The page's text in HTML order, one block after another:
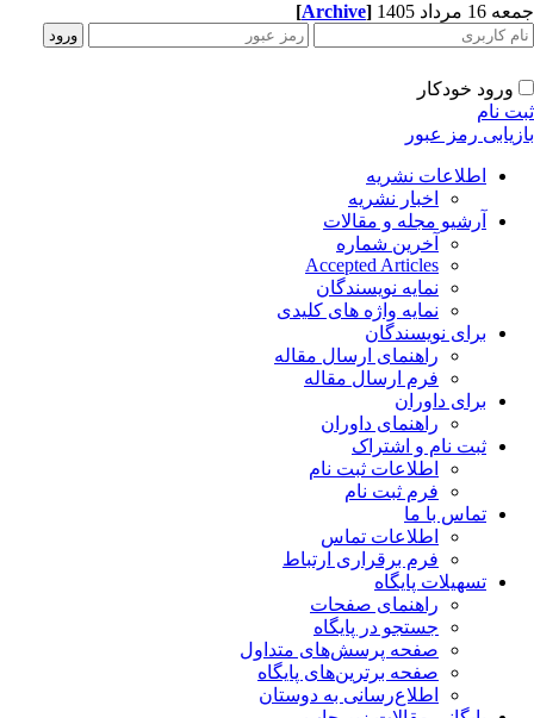
مرداد 1405 [Archive]
ورود خودکار
نام
رمز عبور
اطلاعات نشریه
اخبار نشریه
آرشیو مجله و مقالات
آخرین شماره
Accepted Articles
نمایه نویسندگان
نمایه واژه های کلیدی
برای نویسندگان
راهنمای ارسال مقاله
فرم ارسال مقاله
برای داوران
راهنمای داوران
ثبت نام و اشتراک
اطلاعات ثبت نام
فرم ثبت نام
تماس با ما
اطلاعات تماس
فرم برقراری ارتباط
تسهیلات پایگاه
راهنمای صفحات
جستجو در پایگاه
صفحه پرسش‌های متداول
صفحه برترین‌های پایگاه
اطلاع‌رسانی به دوستان